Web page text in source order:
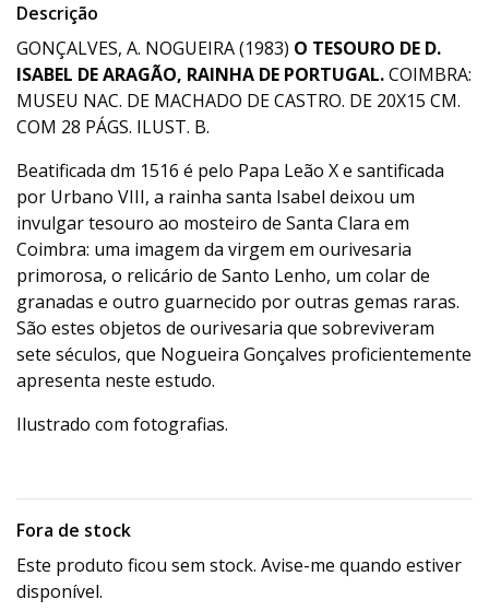
Descrição
GONÇALVES, A. NOGUEIRA (1983) O TESOURO DE D.
ISABEL DE ARAGÃO, RAINHA DE PORTUGAL.COIMBRA:
MUSEU NAC. DE MACHADO DE CASTRO. DE 20X15 CM.
COM 28 PÁGS. ILUST. B.
Beatificada dm 1516 é pelo Papa Leão X e santificada
por Urbano VIII, a rainha santa Isabel deixou um
invulgar tesouro ao mosteiro de Santa Clara em
Coimbra: uma imagem da virgem em ourivesaria
primorosa, o relicário de Santo Lenho, um colar de
granadas e outro guarnecido por outras gemas raras.
São estes objetos de ourivesaria que sobreviveram
sete séculos, que Nogueira Gonçalves proficientemente
apresenta neste estudo.
Ilustrado com fotografias.
Fora de stock
Este produto ficou sem stock. Avise-me quando estiver
disponível.